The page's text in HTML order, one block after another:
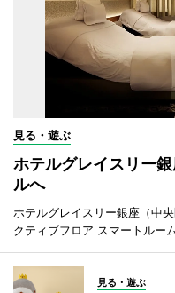
見る・遊ぶ
ホテルグレイスリー
ルへ
ホテルグレイスリー銀座（中
クティブフロア スマートルー
見る・遊ぶ